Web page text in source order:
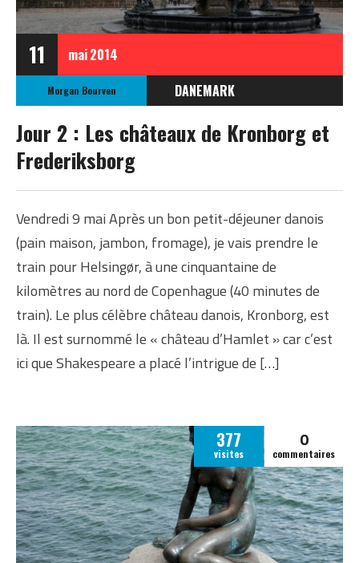
11 mai2014
Morgan Bourven
DANEMARK
EUROPE
Jour 2 : Les châteaux de Kronborg et
Frederiksborg
Vendredi 9 mai Après un bon petit-déjeuner danois
(pain maison, jambon, fromage), je vais prendre le
train pour Helsingør, à une cinquantaine de
kilomètres au nord de Copenhague (40 minutes de
train). Le plus célèbre château danois, Kronborg, est
là. Il est surnommé le « château d’Hamlet » car c’est
ici que Shakespeare a placé l’intrigue de […]
377
visites
0
commentaires